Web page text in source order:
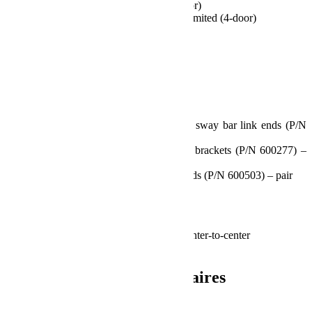
2007-2018 Jeep JK Wrangler (2-door)
2007-2018 Jeep JKU Wrangler Unlimited (4-door)
Quick disconnect 12-1/4 inch front sway bar link ends (P/N
Quick disconnect upper stud frame brackets (P/N 600277) –
Quick disconnect 5/8 inch upper studs (P/N 600503) – pair
Sway bar link length is measured center-to-center
Informations complémentaires